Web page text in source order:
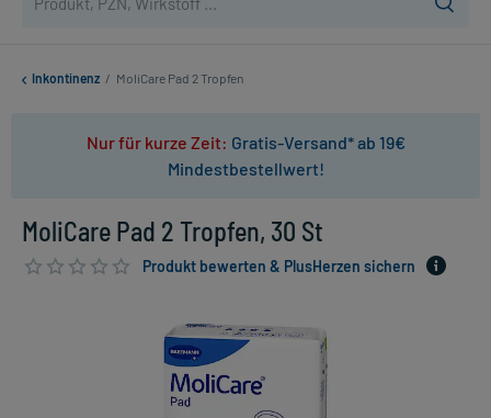
Inkontinenz / MoliCare Pad 2 Tropfen
Nur für kurze Zeit: Gratis-Versand* ab 19€
Mindestbestellwert!
MoliCare Pad 2 Tropfen, 30 St
Produkt bewerten & PlusHerzen sichern